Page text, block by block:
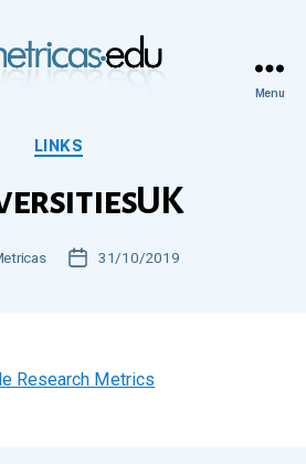
Menu
Categorias
LINKS
Data31/10/2019
Research Metrics